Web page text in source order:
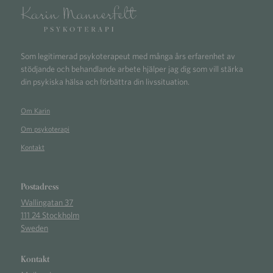
Som legitimerad psykoterapeut med många års erfarenhet av
stödjande och behandlande arbete hjälper jag dig som vill stärka
din psykiska hälsa och förbättra din livssituation.
Postadress
Wallingatan 37
111 24 Stockholm
Sweden
Kontakt
Om Karin
Om psykoterapi
Kontakt